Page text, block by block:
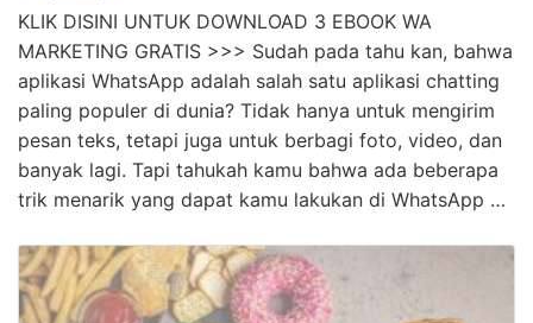
KLIK DISINI UNTUK DOWNLOAD 3 EBOOK WA
MARKETING GRATIS >>> Sudah pada tahu kan, bahwa
aplikasi WhatsApp adalah salah satu aplikasi chatting
paling populer di dunia? Tidak hanya untuk mengirim
pesan teks, tetapi juga untuk berbagi foto, video, dan
banyak lagi. Tapi tahukah kamu bahwa ada beberapa
trik menarik yang dapat kamu lakukan di WhatsApp …